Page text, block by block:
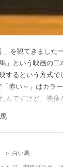
」を観てきました
」という映画の二
するという方式で
赤い～」はカラ
んですけど、映像
感想と「この時代
してる感じですか
すけど、まずこの
> 白い馬